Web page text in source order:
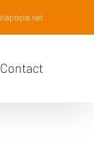
Contact